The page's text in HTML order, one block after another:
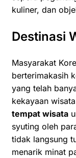
kuliner, dan
Destinasi
Masyarakat
berterimakasih
yang telah
kekayaan
tempat wisata
syuting oleh
tidak langsung
menarik minat